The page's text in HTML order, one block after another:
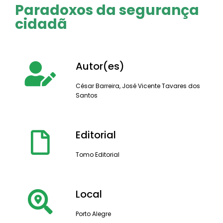
Paradoxos da segurança
cidadã
Autor(es)
César Barreira, José Vicente Tavares dos
Santos
Editorial
Tomo Editorial
Local
Porto Alegre